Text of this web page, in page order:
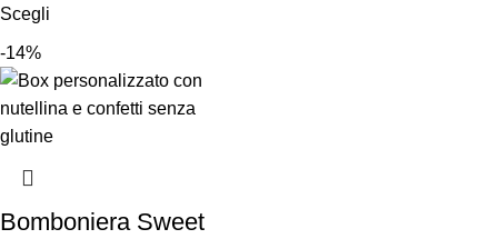
Scegli
-14%
Bomboniera Sweet